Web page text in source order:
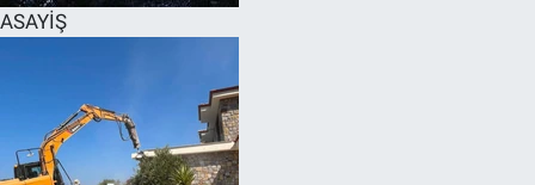
ASAYİŞ